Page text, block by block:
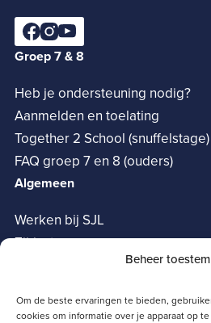
Beheer
Om de beste ervaringen te bieden,
cookies om informatie over je apparaat op
Groep 7 & 8
Heb je ondersteuning nodig?
Aanmelden en toelating
Together 2 School (snuffelstage)
FAQ groep 7 en 8 (ouders)
Algemeen
Werken bij SJL
Zij-instroom
Vrienden van het SJL
Privacy verklaring